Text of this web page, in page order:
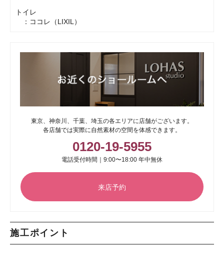
トイレ
：ココレ（LIXIL）
東京、神奈川、千葉、埼玉の各エリアに店舗がございます。
各店舗では実際に自然素材の空間を体感できます。
0120-19-5955
電話受付時間｜9:00〜18:00 年中無休
来店予約
施工ポイント